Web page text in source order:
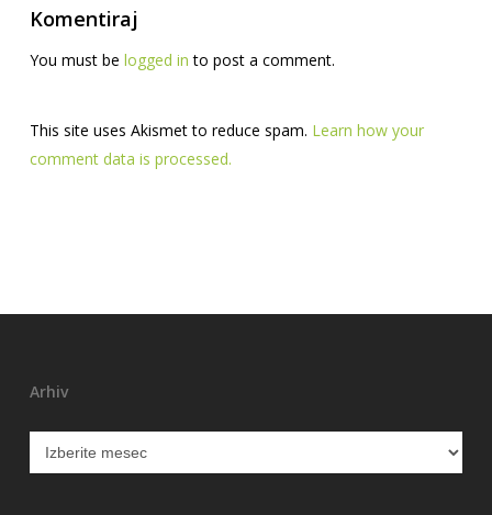
Komentiraj
You must be logged in to post a comment.
This site uses Akismet to reduce spam. Learn how your
comment data is processed.
Arhiv
Arhiv